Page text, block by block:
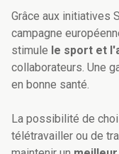
Grâce aux initiatives
campagne
stimule le sport et
collaborateurs. Une
en bonne santé.
La possibilité de
télétravailler ou de